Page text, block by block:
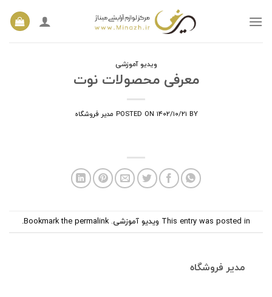
ویدیو آموزشی
معرفی محصولات نوت
POSTED ON ۱۴۰۲/۱۰/۲۱ BY مدیر فروشگاه
This entry was posted in ویدیو آموزشی. Bookmark the
permalink
.
مدیر فروشگاه